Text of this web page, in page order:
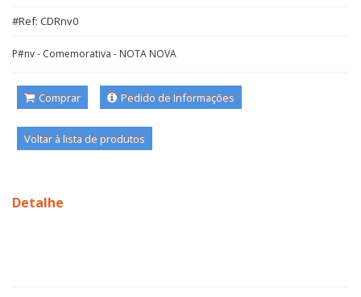
#Ref: CDRnv0
P#nv - Comemorativa - NOTA NOVA
Comprar Pedido de Informações
Voltar à lista de produtos
Detalhe